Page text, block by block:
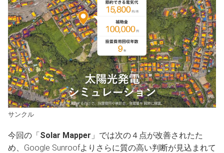
サンクル
今回の「Solar Mapper 」では次の４点が改善されたた
め、Google Sunroofよりさらに質の高い判断が見込まれて